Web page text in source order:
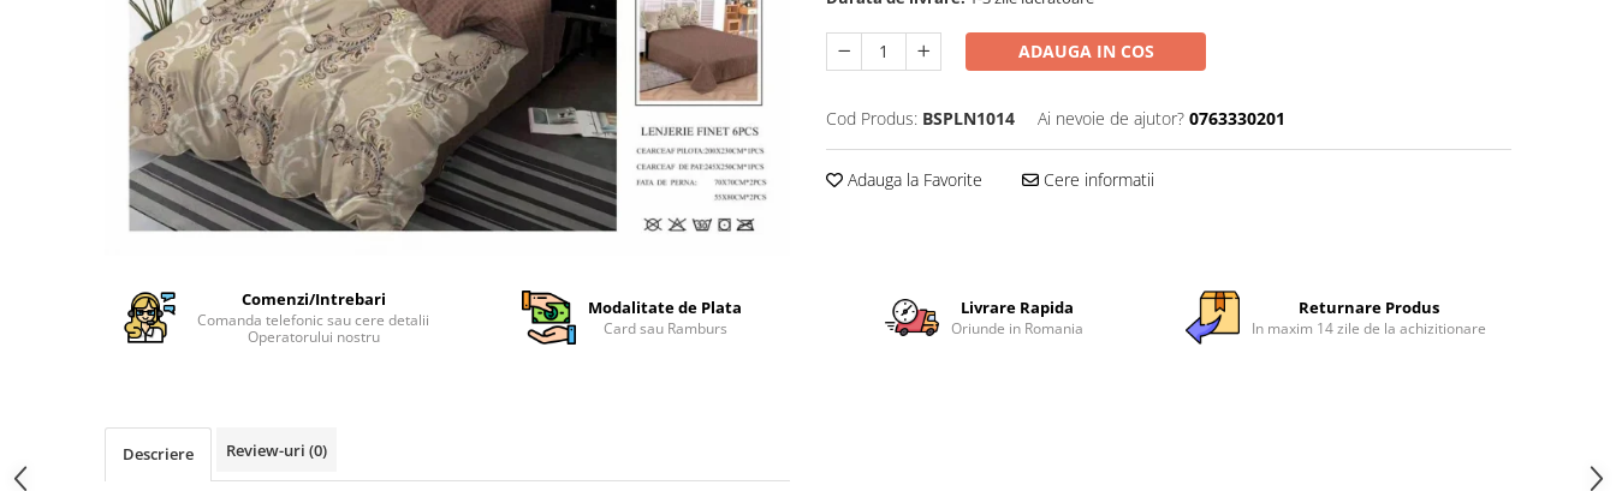
Cearceaf Normal
Lenjerii Pat Imprimeu 5D cu Elastic
Cearceaf cu Elastic pat 1 Persoana
Cearceaf cu Elastic pat 2 Persoane
Lenjerii Pat Inimi Brodate
Lenjerii Pat, Bumbac-Finet
Premium, 1 Persoana
Lenjerii Pat, Bumbac-Finet
Cearceaf cu Elastic
Cearceaf Normal
ADAUGA IN COS
Cod Produs: BSPLN1014 Ai nevoie de ajutor? 0763330201
Adauga la Favorite Cere informatii
Comenzi/Intrebari
Comanda telefonic sau cere detalii
Operatorului nostru
Modalitate de Plata
Card sau Ramburs
Livrare Rapida
Oriunde in Romania
Returnare Produs
In maxim 14 zile de la achizitionare
Descriere Review-uri (0)